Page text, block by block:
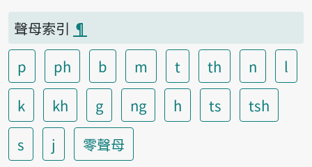
聲母索引 ¶
p
ph b m t th n
l
k
kh g ng h ts
tsh
s
j
零聲母